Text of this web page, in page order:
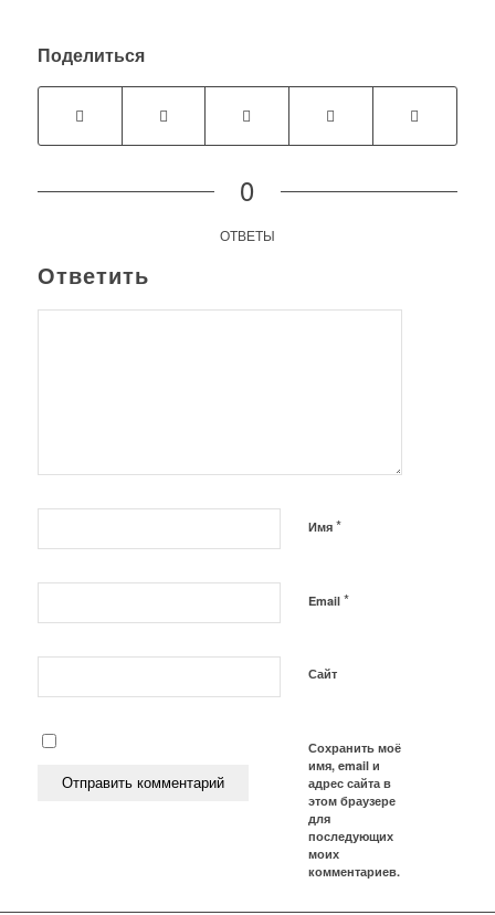
Поделиться
0
ОТВЕТЫ
Ответить
Имя *
Email *
Сайт
Сохранить моё
имя, email и
адрес сайта в
этом браузере
для
последующих
моих
комментариев.